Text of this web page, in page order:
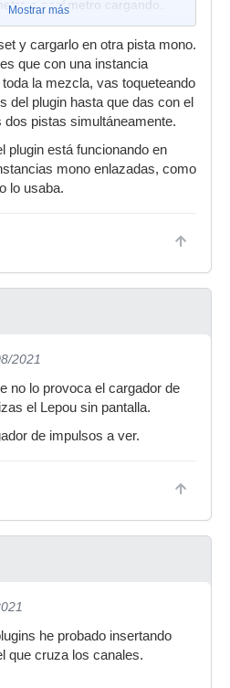
a parámetro cargando.
Mostrar más
y cargarlo en otra pista mono.
que con una instancia
la mezcla, vas toqueteando
del plugin hasta que das con el
dos pistas simultáneamente.
plugin está funcionando en
mono enlazadas, como
lo usaba.
2021
no lo provoca el cargador de
el Lepou sin pantalla.
de impulsos a ver.
he probado insertando
que cruza los canales.